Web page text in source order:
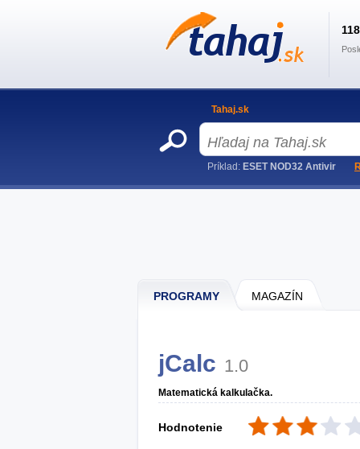
PROGRAMY MAGAZÍN
jCalc 1.0
Matematická kalkulačka.
Hodnotenie
Tahaj.sk
Príklad: ESET NOD32 Antivir